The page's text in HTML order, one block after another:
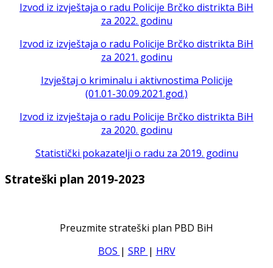
Izvod iz izvještaja o radu Policije Brčko distrikta BiH
za 2022. godinu
Izvod iz izvještaja o radu Policije Brčko distrikta BiH
za 2021. godinu
Izvještaj o kriminalu i aktivnostima Policije
(01.01-30.09.2021.god.)
Izvod iz izvještaja o radu Policije Brčko distrikta BiH
za 2020. godinu
Statistički pokazatelji o radu za 2019. godinu
Strateški plan 2019-2023
Preuzmite strateški plan PBD BiH
BOS | SRP | HRV